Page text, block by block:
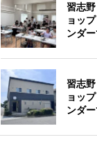
習志
ョッ
ンダ
習志
ョッ
ンダ